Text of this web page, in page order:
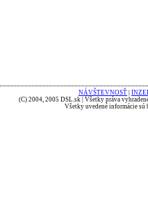
NÁVŠTEVNOSŤ
(C) 2004, 2005 DSL.sk | Všetky práva
Všetky uvedené informácie sú